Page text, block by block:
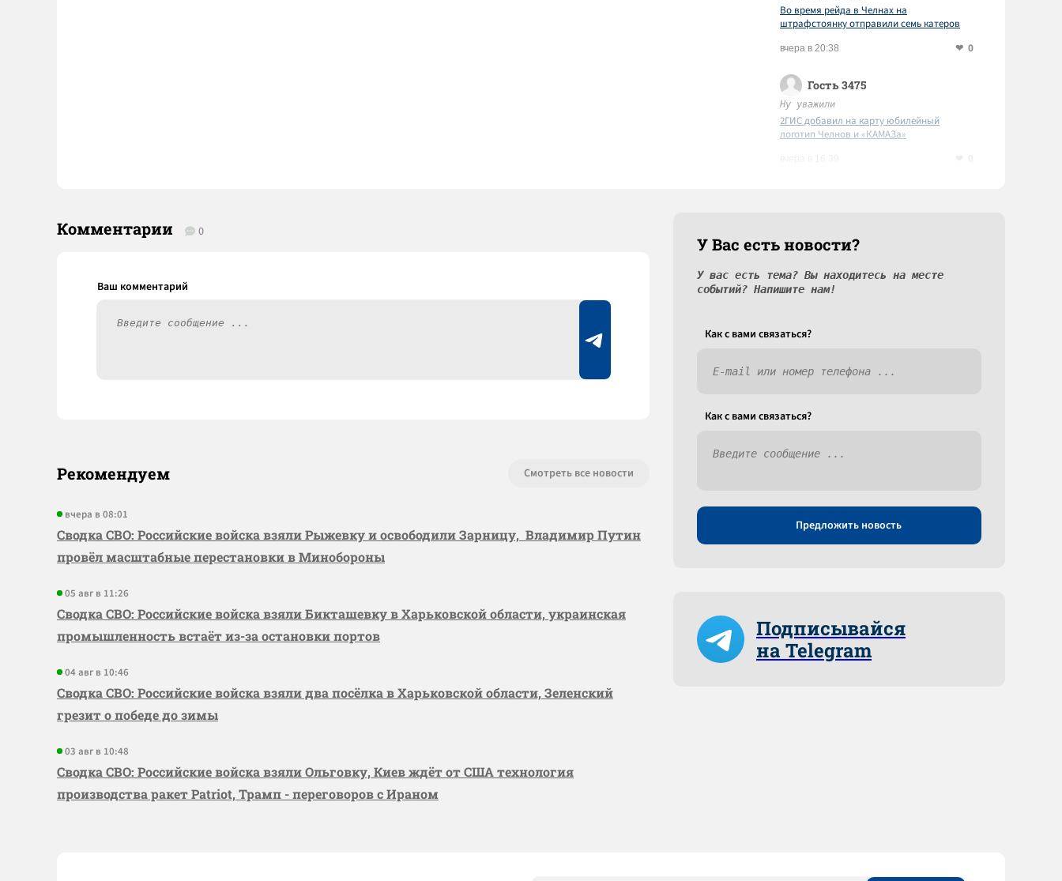
Во время рейда в Челнах на
штрафстоянку отправили семь катеров
вчера в 20:38 0
Гость 3475
Ну уважили
2ГИС добавил на карту юбилейный
логотип Челнов и «КАМАЗа»
Комментарии 0
Рекомендуем Смотреть все новости
вчера в 08:01
Сводка СВО: Российские войска взяли Рыжевку и освободили Зарницу, Владимир Путин
провёл масштабные перестановки в Минобороны
05 авг в 11:26
Сводка СВО: Российские войска взяли Бикташевку в Харьковской области, украинская
промышленность встаёт из-за остановки портов
04 авг в 10:46
Сводка СВО: Российские войска взяли два посёлка в Харьковской области, Зеленский
грезит о победе до зимы
03 авг в 10:48
Сводка СВО: Российские войска взяли Ольговку, Киев ждёт от США технология
производства ракет Patriot, Трамп - переговоров с Ираном
У Вас есть новости?
У вас есть тема? Вы находитесь на месте
событий? Напишите нам!
Как c вами связаться?
Как c вами связаться?
Предложить новость
Подписывайся
на Telegram